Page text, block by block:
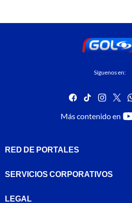
Síguenos en:
facebook
tiktok
Más contenido en
RED DE PORTALES
SERVICIOS CORPORATIVOS
LEGAL